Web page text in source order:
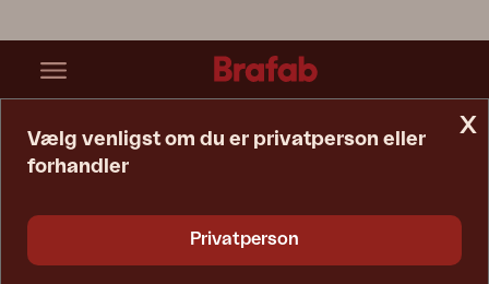
x
Vælg venligst om du er privatperson eller
forhandler
Privatperson